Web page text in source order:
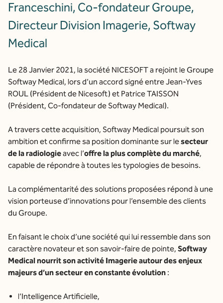
Franceschini, Co-fondateur Groupe,
Directeur Division Imagerie, Softway
Medical
Le 28 Janvier 2021, la société NICESOFT a rejoint le Groupe
Softway Medical, lors d’un accord signé entre Jean-Yves
ROUL (Président de Nicesoft) et Patrice TAISSON
(Président, Co-fondateur de Softway Medical).
A travers cette acquisition, Softway Medical poursuit son
ambition et confirme sa position dominante sur lesecteur
de la radiologieavec l’offre la plus complète du marché,
capable de répondre à toutes les typologies de besoins.
La complémentarité des solutions proposées répond à une
vision porteuse d’innovations pour l’ensemble des clients
du Groupe.
En faisant le choix d’une société qui lui ressemble dans son
caractère novateur et son savoir-faire de pointe, Softway
Medical nourrit son activité Imagerie autour des enjeux
majeurs d’un secteur en constante évolution :
l’Intelligence Artificielle,